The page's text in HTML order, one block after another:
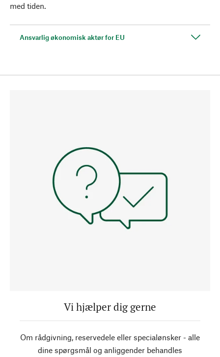
med tiden.
Ansvarlig økonomisk aktør for EU
Vi hjælper dig gerne
Om rådgivning, reservedele eller specialønsker - alle
dine spørgsmål og anliggender behandles